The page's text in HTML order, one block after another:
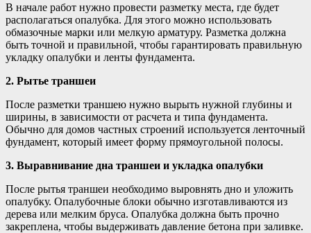
В начале работ нужно провести разметку места, где будет
располагаться опалубка. Для этого можно использовать
обмазочные марки или мелкую арматуру. Разметка должна
быть точной и правильной, чтобы гарантировать правильную
укладку опалубки и ленты фундамента.
2. Рытье траншеи
После разметки траншею нужно вырыть нужной глубины и
ширины, в зависимости от расчета и типа фундамента.
Обычно для домов частных строений используется ленточный
фундамент, который имеет форму прямоугольной полосы.
3. Выравнивание дна траншеи и укладка опалубки
После рытья траншеи необходимо выровнять дно и уложить
опалубку. Опалубочные блоки обычно изготавливаются из
дерева или мелким бруса. Опалубка должна быть прочно
закреплена, чтобы выдерживать давление бетона при заливке.